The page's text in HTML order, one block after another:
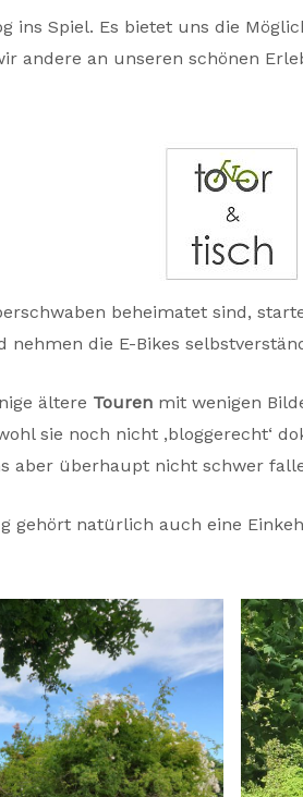
ins Spiel. Es bietet uns die
andere an unseren schönen
beheimatet sind,
die E-Bikes
ältere Tourenmit wenigen
sie noch nicht ‚bloggerecht‘
aber überhaupt nicht schwer
gehört natürlich auch eine